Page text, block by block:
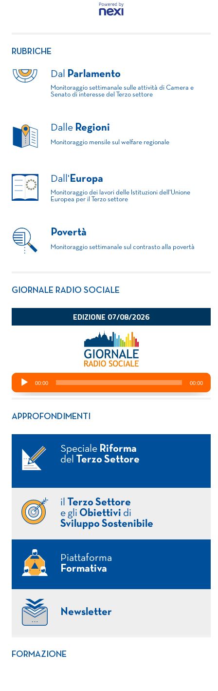
RUBRICHE
Dal Parlamento
Monitoraggio settimanale sulle attività di Camera e
Senato di interesse del Terzo settore
Dalle Regioni
Monitoraggio mensile sul welfare regionale
Dall' Europa
Monitoraggio dei lavori delle Istituzioni dell'Unione
Europea per il Terzo settore
Povertà
Monitoraggio settimanale sul contrasto alla povertà
GIORNALE RADIO SOCIALE
APPROFONDIMENTI
Speciale Riforma
del
Terzo Settore
il
Terzo Settore
e gli Obiettivi di
Sviluppo Sostenibile
Piattaforma
Formativa
Newsletter
FORMAZIONE